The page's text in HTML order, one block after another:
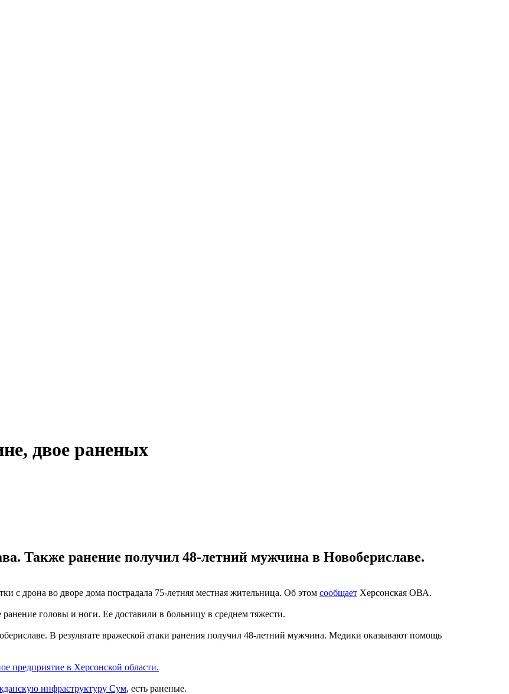
двое раненых
Также ранение получил 48-летний мужчина в Новобериславе.
с дрона во дворе дома пострадала 75-летняя местная жительница. Об этом сообщает Херсонская ОВА.
головы и ноги. Ее доставили в больницу в среднем тяжести.
В результате вражеской атаки ранения получил 48-летний мужчина. Медики оказывают помощь
предприятие в Херсонской области.
инфраструктуру Сум, есть раненые.